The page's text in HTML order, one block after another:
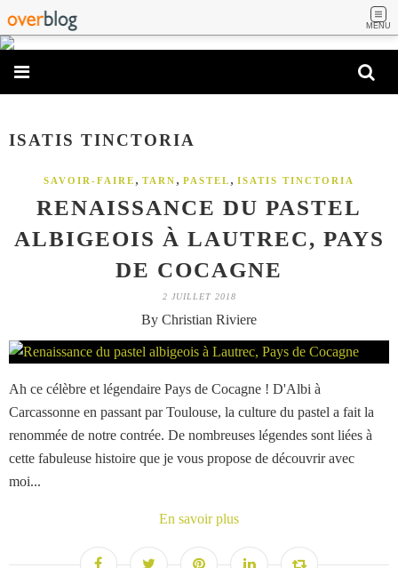
MENU
ISATIS TINCTORIA
SAVOIR-FAIRE , TARN , PASTEL , ISATIS TINCTORIA
RENAISSANCE DU PASTEL
ALBIGEOIS À LAUTREC, PAYS
DE COCAGNE
2 JUILLET 2018
By Christian Riviere
Ah ce célèbre et légendaire Pays de Cocagne ! D'Albi à
Carcassonne en passant par Toulouse, la culture du pastel a fait la
renommée de notre contrée. De nombreuses légendes sont liées à
cette fabuleuse histoire que je vous propose de découvrir avec
moi...
En savoir plus